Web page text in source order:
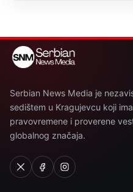
Serbian News Media je
sedištem u Kragujevcu koji
pravovremene i proverene
globalnog značaja.